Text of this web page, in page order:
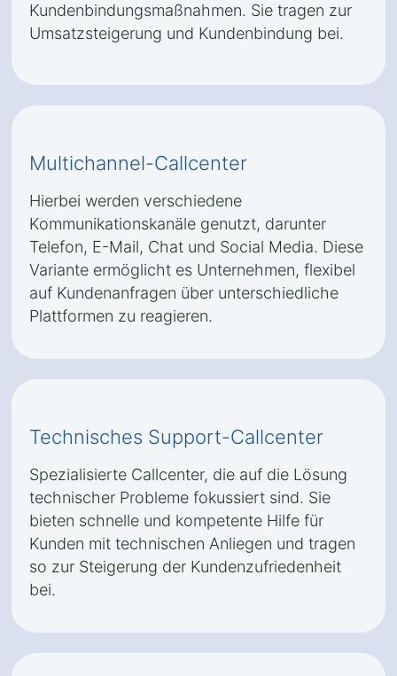
Kundenbindungsmaßnahmen. Sie tragen zur
Umsatzsteigerung und Kundenbindung bei.
Multichannel-Callcenter
Hierbei werden verschiedene
Kommunikationskanäle genutzt, darunter
Telefon, E-Mail, Chat und Social Media. Diese
Variante ermöglicht es Unternehmen, flexibel
auf Kundenanfragen über unterschiedliche
Plattformen zu reagieren.
Technisches Support-Callcenter
Spezialisierte Callcenter, die auf die Lösung
technischer Probleme fokussiert sind. Sie
bieten schnelle und kompetente Hilfe für
Kunden mit technischen Anliegen und tragen
so zur Steigerung der Kundenzufriedenheit
bei.